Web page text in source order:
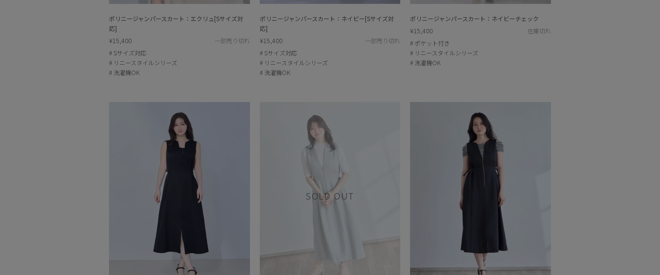
ポリニージャンパースカート：エクリュ[Sサイズ対
応]
¥15,400
一部売り切れ
Sサイズ対応
リニースタイルシリーズ
洗濯機OK
ポリニージャンパースカート：ネイビー[Sサイズ対
応]
¥15,400
一部売り切れ
Sサイズ対応
リニースタイルシリーズ
洗濯機OK
ポリニージャンパースカート：ネイビーチェック
¥15,400
在庫切れ
ポケット付き
リニースタイルシリーズ
洗濯機OK
SOLD OUT